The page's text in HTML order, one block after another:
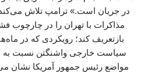
در جریان است.» ترامپ تلاش
مذاکرات با تهران را در چارچوب
بازتعریف کند؛ رویکردی که در
سیاست خارجی واشنگتن نسبت به
مواضع رئیس جمهور آمریکا نشان